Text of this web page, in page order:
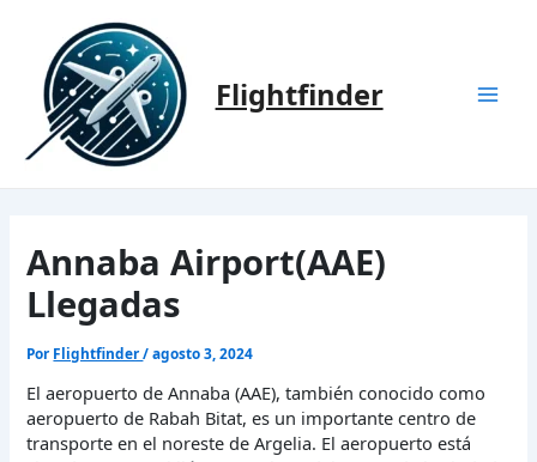
contenido
Flightfinder
Annaba Airport(AAE)
Llegadas
Por Flightfinder/agosto 3, 2024
El aeropuerto de Annaba (AAE), también conocido como
aeropuerto de Rabah Bitat, es un importante centro de
transporte en el noreste de Argelia. El aeropuerto está